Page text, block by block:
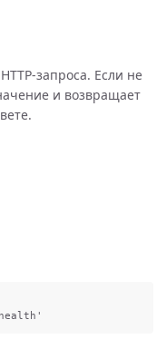
запроса. Если не
и возвращает